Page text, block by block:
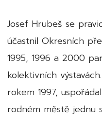
Josef Hrubeš se
účastnil Okresních
1995, 1996 a 2000
kolektivních
rokem 1997,
rodném městě jednu